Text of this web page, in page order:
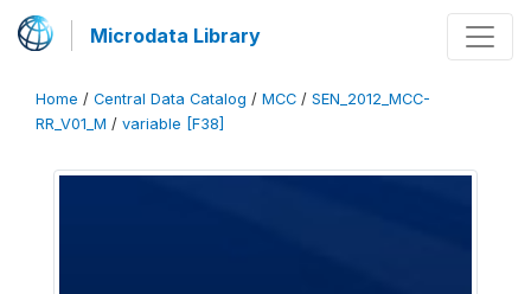
Microdata Library
Home / Central Data Catalog / MCC / SEN_2012_MCC-
RR_V01_M / variable [F38]